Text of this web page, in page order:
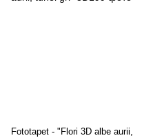
Fototapet - "Flori 3D albe aurii,